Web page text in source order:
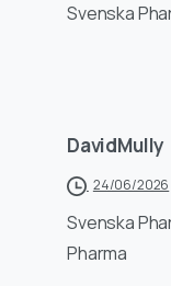
Svenska
DavidMully
24/06/2026
Svenska
Pharma